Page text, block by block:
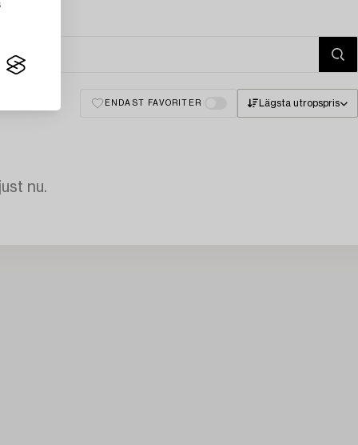
ENDAST FAVORITER Lägsta utropspris
nu.